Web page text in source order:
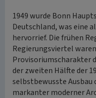
1949 wurde Bonn
Deutschland, was eine
hervorrief. Die frühen
Regierungsviertel
Provisoriumscharakter
der zweiten Hälfte der
selbstbewusste Ausbau
markanter moderner